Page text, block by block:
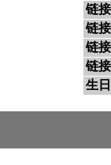
链接
链接
链接
链接
生日